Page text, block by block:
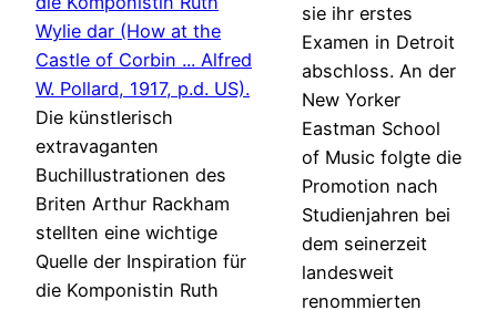
Die künstlerisch
extravaganten
Buchillustrationen des
Briten Arthur Rackham
stellten eine wichtige
Quelle der Inspiration für
die Komponistin Ruth
sie ihr erstes
Examen in Detroit
abschloss. An der
New Yorker
Eastman School
of Music folgte die
Promotion nach
Studienjahren bei
dem seinerzeit
landesweit
renommierten